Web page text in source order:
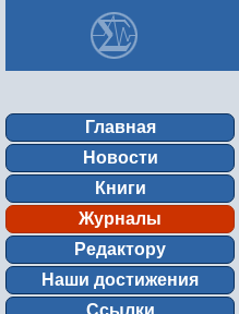
Главная
Новости
Книги
Журналы
Редактору
Наши достижения
Ссылки